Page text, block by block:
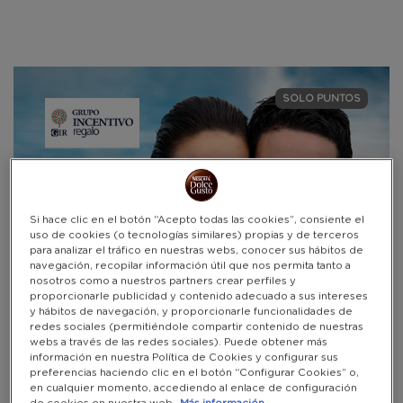
changed
successfully!
SOLO PUNTOS
Si hace clic en el botón “Acepto todas las cookies”, consiente el
uso de cookies (o tecnologías similares) propias y de terceros
para analizar el tráfico en nuestras webs, conocer sus hábitos de
navegación, recopilar información útil que nos permita tanto a
nosotros como a nuestros partners crear perfiles y
proporcionarle publicidad y contenido adecuado a sus intereses
y hábitos de navegación, y proporcionarle funcionalidades de
redes sociales (permitiéndole compartir contenido de nuestras
webs a través de las redes sociales). Puede obtener más
información en nuestra Política de Cookies y configurar sus
preferencias haciendo clic en el botón “Configurar Cookies” o,
en cualquier momento, accediendo al enlace de configuración